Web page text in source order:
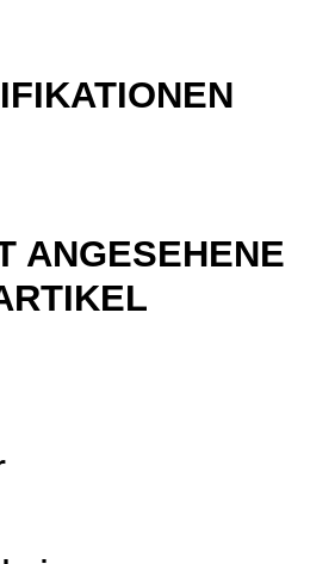
ANGESEHENE